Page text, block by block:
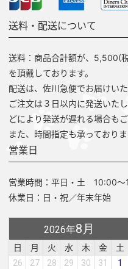
送料・配送について
送料：商品合計額が、5,500(
を頂戴しております。
配送は、佐川急便でお届けいた
ご注文は３日以内に発送いた
どにより発送が遅れる場合も
また、時間指定も承っておりま
営業日
営業時間：平日・土 10:00～
休業日：日・祝／年末年始
2026年8月
日 月 火 水 木 金 土
26 27 28 29 30 31
1